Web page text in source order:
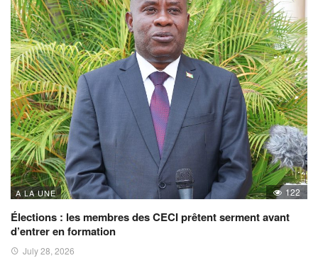
A LA UNE 122
Élections : les membres des CECI prêtent serment avant
d’entrer en formation
July 28, 2026